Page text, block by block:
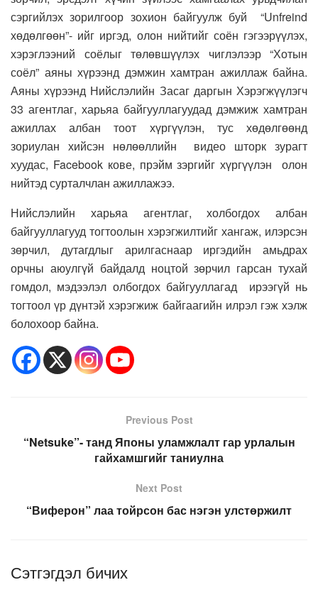
сэргийлэх зорилгоор зохион байгуулж буй “Unfreind
хөдөлгөөн”- ийг иргэд, олон нийтийг соён гэгээрүүлэх,
хэрэглээний соёлыг төлөвшүүлэх чиглэлээр “Хотын
соёл” аяны хүрээнд дэмжин хамтран ажиллаж байна.
Аяны хүрээнд Нийслэлийн Засаг даргын Хэрэгжүүлэгч
33 агентлаг, харьяа байгууллагуудад дэмжиж хамтран
ажиллах албан тоот хүргүүлэн, тус хөдөлгөөнд
зориулан хийсэн нөлөөллийн видео шторк зурагт
хуудас, Facebook кове, прэйм зэргийг хүргүүлэн олон
нийтэд сурталчлан ажиллажээ.
Нийслэлийн харьяа агентлаг, холбогдох албан
байгууллагууд тогтоолын хэрэгжилтийг хангаж, илэрсэн
зөрчил, дутагдлыг арилгаснаар иргэдийн амьдрах
орчны аюулгүй байдалд ноцтой зөрчил гарсан тухай
гомдол, мэдээлэл олбогдох байгууллагад ирээгүй нь
тогтоол үр дүнтэй хэрэгжиж байгаагийн илрэл гэж хэлж
болохоор байна.
Previous Post
“Netsuke”- танд Японы уламжлалт гар урлалын
гайхамшгийг таниулна
Next Post
“Виферон” лаа тойрсон бас нэгэн улстөржилт
Сэтгэгдэл бичих